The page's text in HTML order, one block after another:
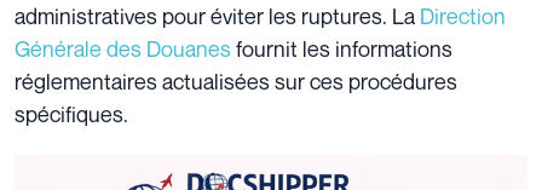
administratives pour éviter les ruptures. La Direction
Générale des Douanes fournit les informations
réglementaires actualisées sur ces procédures
spécifiques.